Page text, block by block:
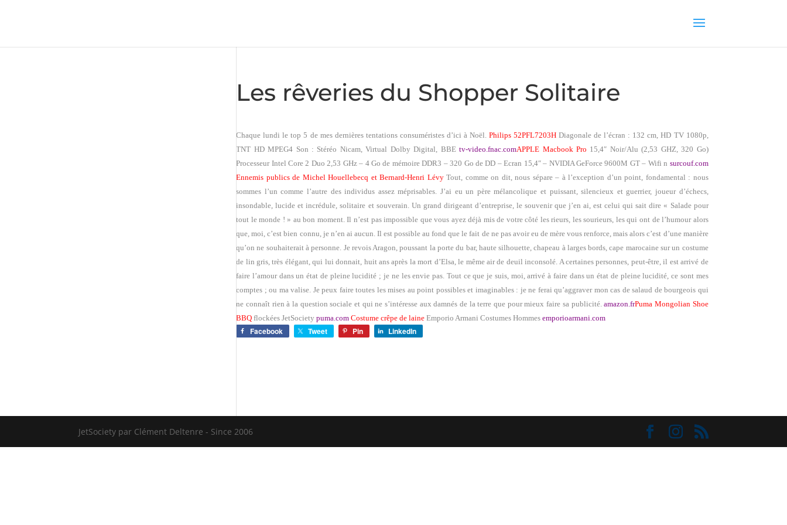
Les rêveries du Shopper Solitaire
Chaque lundi le top 5 de mes dernières tentations consuméristes d’ici à Noël. Philips 52PFL7203HDiagonale de l’écran : 132 cm, HD TV 1080p,
TNT HD MPEG4 Son : Stéréo Nicam, Virtual Dolby Digital, BBEtv-video.fnac.comAPPLE Macbook Pro 15,4″ Noir/Alu (2,53 GHZ, 320 Go)
Processeur Intel Core 2 Duo 2,53 GHz – 4 Go de mémoire DDR3 – 320 Go de DD – Ecran 15,4″ – NVIDIA GeForce 9600M GT – Wifi n surcouf.com
Ennemis publics de Michel Houellebecq et Bernard-Henri LévyTout, comme on dit, nous sépare – à l’exception d’un point, fondamental : nous
sommes l’un comme l’autre des individus assez méprisables. J’ai eu un père mélancolique et puissant, silencieux et guerrier, joueur d’échecs,
insondable, lucide et incrédule, solitaire et souverain. Un grand dirigeant d’entreprise, le souvenir que j’en ai, est celui qui sait dire « Salade pour
tout le monde ! » au bon moment. Il n’est pas impossible que vous ayez déjà mis de votre côté les rieurs, les sourieurs, les qui ont de l’humour alors
que, moi, c’est bien connu, je n’en ai aucun. Il est possible au fond que le fait de ne pas avoir eu de mère vous renforce, mais alors c’est d’une manière
qu’on ne souhaiterait à personne. Je revois Aragon, poussant la porte du bar, haute silhouette, chapeau à larges bords, cape marocaine sur un costume
de lin gris, très élégant, qui lui donnait, huit ans après la mort d’Elsa, le même air de deuil inconsolé. A certaines personnes, peut-être, il est arrivé de
faire l’amour dans un état de pleine lucidité ; je ne les envie pas. Tout ce que je suis, moi, arrivé à faire dans un état de pleine lucidité, ce sont mes
comptes ; ou ma valise. Je peux faire toutes les mises au point possibles et imaginables : je ne ferai qu’aggraver mon cas de salaud de bourgeois qui
ne connaît rien à la question sociale et qui ne s’intéresse aux damnés de la terre que pour mieux faire sa publicité.amazon.frPuma Mongolian Shoe
BBQ flockées JetSocietypuma.com Costume crêpe de laine Emporio Armani Costumes Hommesemporioarmani.com
Facebook Tweet Pin LinkedIn
JetSociety par Clément Deltenre - Since 2006